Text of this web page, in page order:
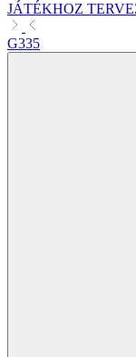
JÁTÉKHOZ
G335